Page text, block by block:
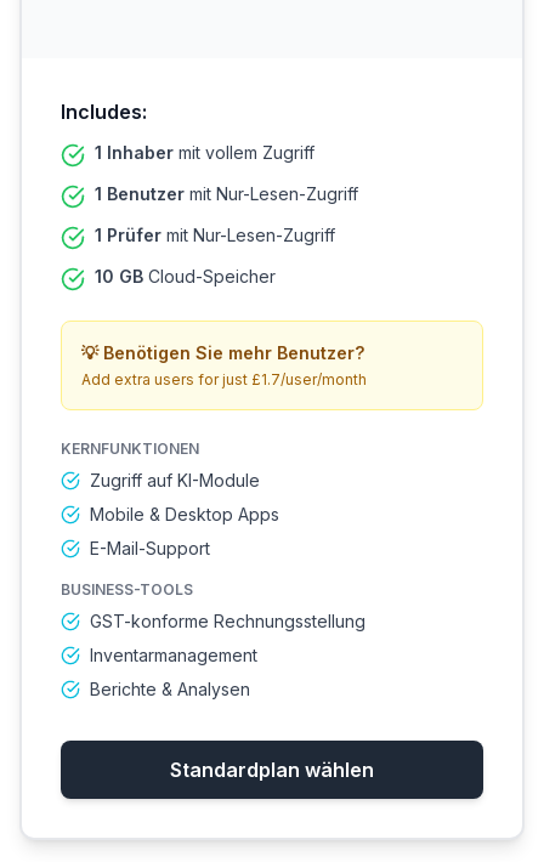
Includes:
1 Inhaber mit vollem Zugriff
1 Benutzer mit Nur-Lesen-Zugriff
1 Prüfer mit Nur-Lesen-Zugriff
10 GB Cloud-Speicher
💡 Benötigen Sie mehr Benutzer?
Add extra users for just £1.7/user/month
KERNFUNKTIONEN
Zugriff auf KI-Module
Mobile & Desktop Apps
E-Mail-Support
BUSINESS-TOOLS
GST-konforme Rechnungsstellung
Inventarmanagement
Berichte & Analysen
Standardplan wählen